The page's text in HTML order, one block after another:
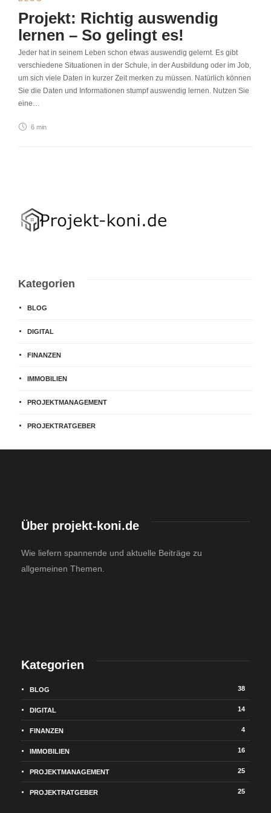
Projekt: Richtig auswendig
lernen – So gelingt es!
Jeder hat in seinem Leben schon etwas auswendig gelernt. Es gibt
verschiedene Situationen in der Schule, in der Ausbildung oder im Job,
um sich viele Daten in kurzer Zeit merken zu müssen. Natürlich können
Sie die Daten und Informationen stumpf auswendig lernen. Nutzen Sie
eine…
6 min
Kategorien
BLOG
DIGITAL
FINANZEN
IMMOBILIEN
PROJEKTMANAGEMENT
PROJEKTRATGEBER
Über projekt-koni.de
Wie liefern spannende und aktuelle Beiträge zu
allgemeinen Themen.
Kategorien
BLOG 38
DIGITAL 14
FINANZEN 4
IMMOBILIEN 16
PROJEKTMANAGEMENT 25
PROJEKTRATGEBER 25